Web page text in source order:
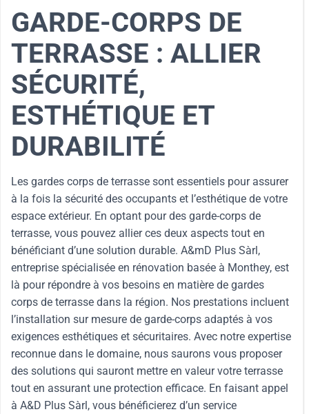
GARDE-CORPS DE
TERRASSE : ALLIER
SÉCURITÉ,
ESTHÉTIQUE ET
DURABILITÉ
Les gardes corps de terrasse sont essentiels pour assurer
à la fois la sécurité des occupants et l’esthétique de votre
espace extérieur. En optant pour des garde-corps de
terrasse, vous pouvez allier ces deux aspects tout en
bénéficiant d’une solution durable. A&mD Plus Sàrl,
entreprise spécialisée en rénovation basée à Monthey, est
là pour répondre à vos besoins en matière de gardes
corps de terrasse dans la région. Nos prestations incluent
l’installation sur mesure de garde-corps adaptés à vos
exigences esthétiques et sécuritaires. Avec notre expertise
reconnue dans le domaine, nous saurons vous proposer
des solutions qui sauront mettre en valeur votre terrasse
tout en assurant une protection efficace. En faisant appel
à A&D Plus Sàrl, vous bénéficierez d’un service